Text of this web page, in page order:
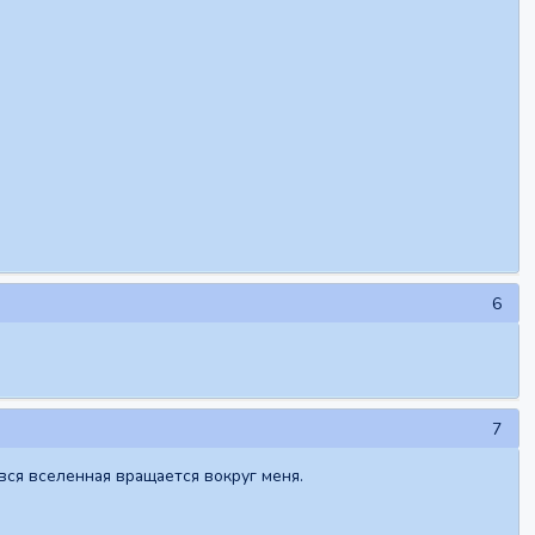
6
7
вселенная вращается вокруг меня.